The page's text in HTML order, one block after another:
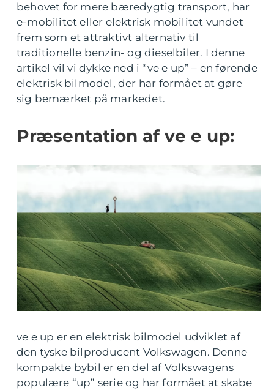
behovet for mere bæredygtig transport, har
e-mobilitet eller elektrisk mobilitet vundet
frem som et attraktivt alternativ til
traditionelle benzin- og dieselbiler. I denne
artikel vil vi dykke ned i “ve e up” – en førende
elektrisk bilmodel, der har formået at gøre
sig bemærket på markedet.
Præsentation af ve e up:
ve e up er en elektrisk bilmodel udviklet af
den tyske bilproducent Volkswagen. Denne
kompakte bybil er en del af Volkswagens
populære “up” serie og har formået at skabe